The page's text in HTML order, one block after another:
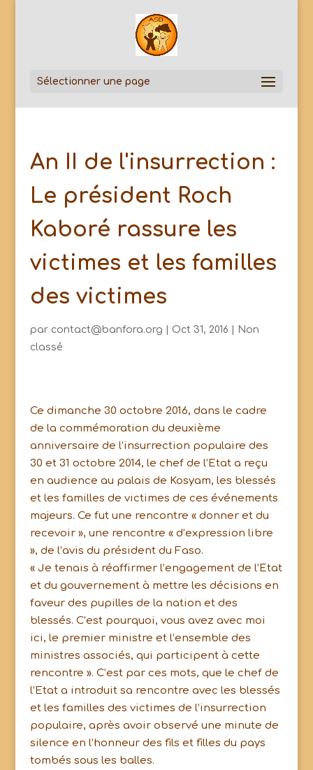
Sélectionner une page
An II de l'insurrection :
Le président Roch
Kaboré rassure les
victimes et les familles
des victimes
par contact@banfora.org Oct 31, 2016
Non
classé
Ce dimanche 30 octobre 2016, dans le cadre
de la commémoration du deuxième
anniversaire de l’insurrection populaire des
30 et 31 octobre 2014, le chef de l’Etat a reçu
en audience au palais de Kosyam, les blessés
et les familles de victimes de ces événements
majeurs. Ce fut une rencontre « donner et du
recevoir », une rencontre « d’expression libre
», de l’avis du président du Faso.
« Je tenais à réaffirmer l’engagement de l’Etat
et du gouvernement à mettre les décisions en
faveur des pupilles de la nation et des
blessés. C’est pourquoi, vous avez avec moi
ici, le premier ministre et l’ensemble des
ministres associés, qui participent à cette
rencontre ». C’est par ces mots, que le chef de
l’Etat a introduit sa rencontre avec les blessés
et les familles des victimes de l’insurrection
populaire, après avoir observé une minute de
silence en l’honneur des fils et filles du pays
tombés sous les balles.